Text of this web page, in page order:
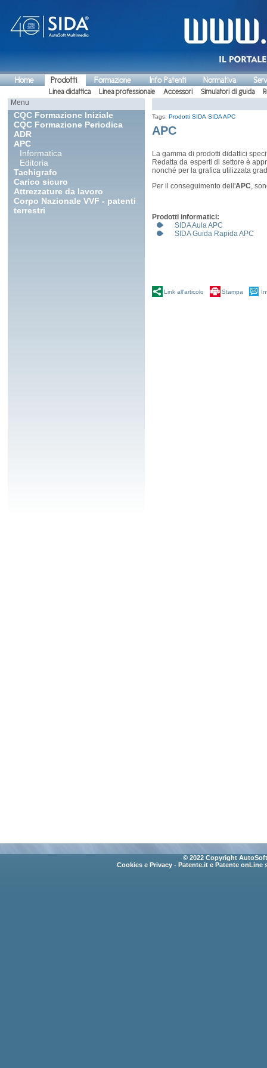
Home Prodotti Formazione Info Patenti Normativa
Linea didattica Linea professionale Accessori Simulatori di guida
Menu
CQC Formazione Iniziale
CQC Formazione Periodica
ADR
APC
Informatica
Editoria
Tachigrafo
Carico sicuro
Attrezzature da lavoro
Corpo Nazionale VVF - patenti
terrestri
Tags: Prodotti SIDA SIDA APC
APC
La gamma di prodotti didattici
Redatta da esperti di settore è
nonché per la grafica utilizzata
Per il conseguimento dell'APC,
Prodotti informatici:
SIDA Aula APC
SIDA Guida Rapida APC
Link all'articolo Stampa
© 2022 Copyright
Cookies e Privacy - Patente.it e Patente onLine